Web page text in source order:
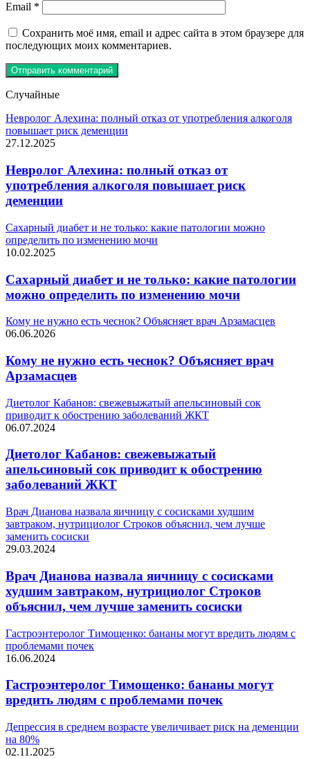
Email *
Сохранить моё имя, email и адрес сайта в этом браузере для
последующих моих комментариев.
Случайные
Невролог Алехина: полный отказ от употребления алкоголя
повышает риск деменции
27.12.2025
Невролог Алехина: полный отказ от
употребления алкоголя повышает риск
деменции
Сахарный диабет и не только: какие патологии можно
определить по изменению мочи
10.02.2025
Сахарный диабет и не только: какие патологии
можно определить по изменению мочи
Кому не нужно есть чеснок? Объясняет врач Арзамасцев
06.06.2026
Кому не нужно есть чеснок? Объясняет врач
Арзамасцев
Диетолог Кабанов: свежевыжатый апельсиновый сок
приводит к обострению заболеваний ЖКТ
06.07.2024
Диетолог Кабанов: свежевыжатый
апельсиновый сок приводит к обострению
заболеваний ЖКТ
Врач Дианова назвала яичницу с сосисками худшим
завтраком, нутрициолог Строков объяснил, чем лучше
заменить сосиски
29.03.2024
Врач Дианова назвала яичницу с сосисками
худшим завтраком, нутрициолог Строков
объяснил, чем лучше заменить сосиски
Гастроэнтеролог Тимощенко: бананы могут вредить людям с
проблемами почек
16.06.2024
Гастроэнтеролог Тимощенко: бананы могут
вредить людям с проблемами почек
Депрессия в среднем возрасте увеличивает риск на деменции
на 80%
02.11.2025